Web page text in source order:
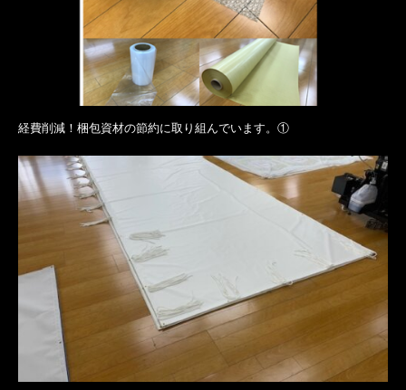
経費削減！梱包資材の節約に取り組んでいます。①